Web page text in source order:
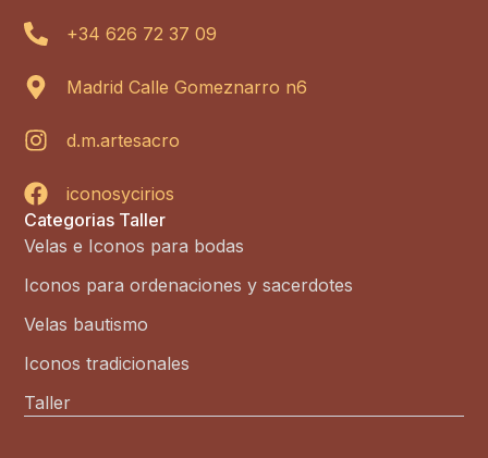
+34 626 72 37 09
Madrid Calle Gomeznarro n6
d.m.artesacro
iconosycirios
Categorias Taller
Velas e Iconos para bodas
Iconos para ordenaciones y sacerdotes
Velas bautismo
Iconos tradicionales
Taller